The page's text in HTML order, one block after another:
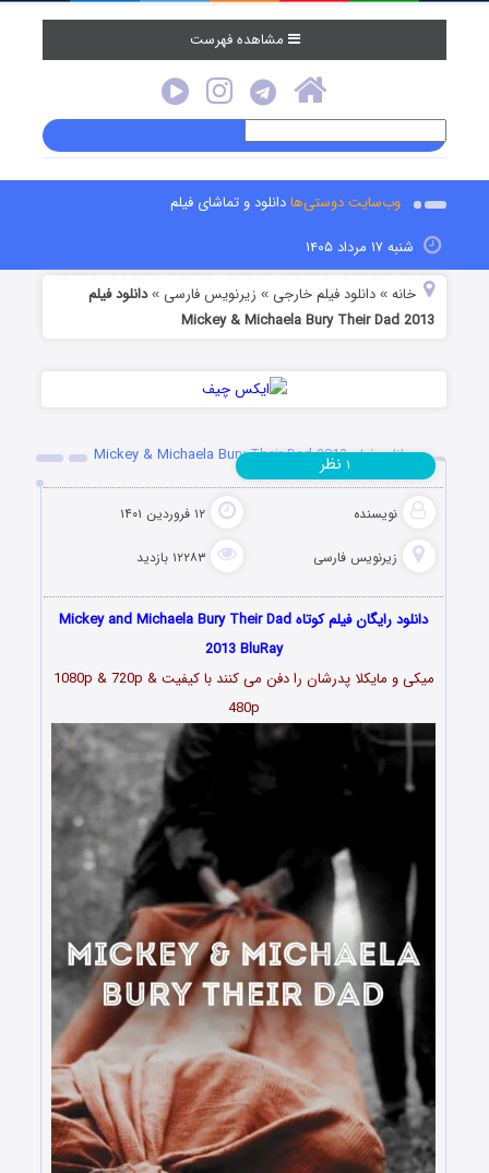
مشاهده فهرست
وب‌سایت دوستی‌هادانلود و تماشای فیلم
شنبه ۱۷ مرداد ۱۴۰۵
خانه »دانلود فیلم خارجی » زیرنویس فارسی »دانلود فیلم
Mickey & Michaela Bury Their Dad 2013
دانلود فیلم Mickey & Michaela Bury Their Dad 2013
نویسنده ۱۲ فروردین ۱۴۰۱
زیرنویس فارسی ۱۲۲۸۳ بازدید
۱ نظر
دانلود رایگان فیلم کوتاه Mickey and Michaela Bury Their Dad
2013 BluRay
میکی و مایکلا پدرشان را دفن می کنند با کیفیت 1080p & 720p &
480p